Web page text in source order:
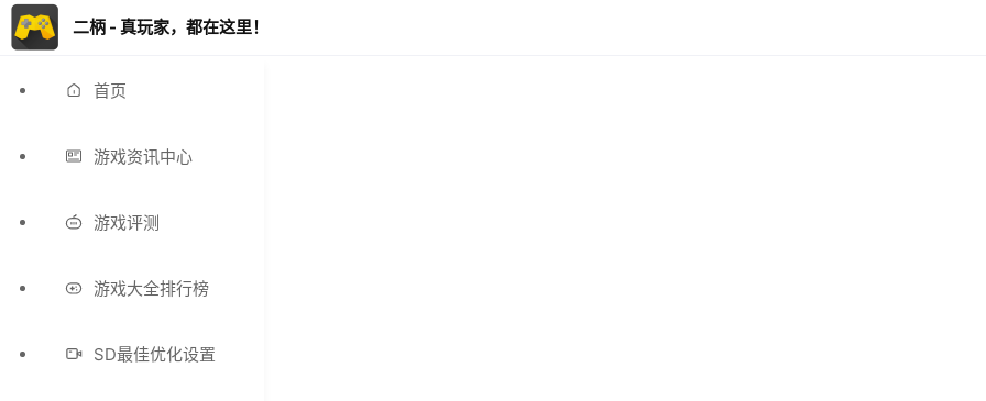
二柄 - 真玩家，都在这里！
首页
游戏资讯中心
游戏评测
游戏大全排行榜
SD最佳优化设置